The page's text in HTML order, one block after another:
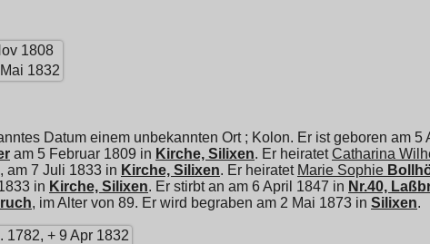
1808
1832
Datum einem unbekannten Ort ; Kolon. Er ist geboren am 5
am 5 Februar 1809 in Kirche, Silixen. Er heiratetCatharina
, am 7 Juli 1833 in Kirche, Silixen. Er heiratet Marie Sophie
in Kirche, Silixen. Er stirbt an am 6 April 1847 in Nr.40,
, im Alter von 89. Er wird begraben am 2 Mai 1873 in Silixen.
1782, + 9 Apr 1832